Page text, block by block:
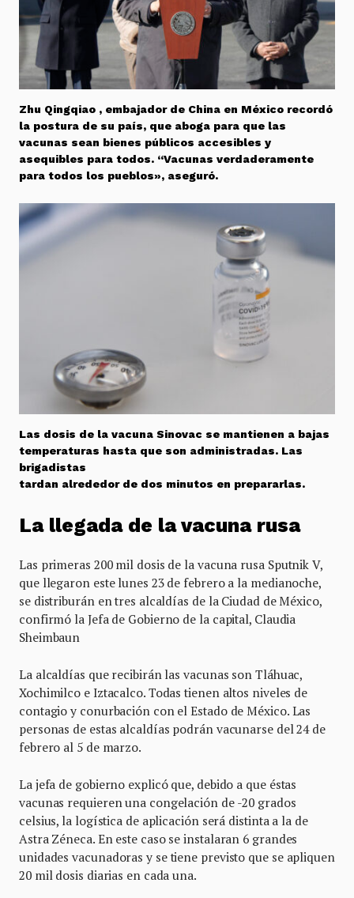
Zhu Qingqiao , embajador de China en México recordó
la postura de su país, que aboga para que las
vacunas sean bienes públicos accesibles y
asequibles para todos. “Vacunas verdaderamente
para todos los pueblos», aseguró.
Las dosis de la vacuna Sinovac se mantienen a bajas
temperaturas hasta que son administradas. Las
brigadistas
tardan alrededor de dos minutos en prepararlas.
La llegada de la vacuna rusa
Las primeras 200 mil dosis de la vacuna rusa Sputnik V,
que llegaron este lunes 23 de febrero a la medianoche,
se distriburán en tres alcaldías de la Ciudad de México,
confirmó la Jefa de Gobierno de la capital, Claudia
Sheimbaun
La alcaldías que recibirán las vacunas son Tláhuac,
Xochimilco e Iztacalco. Todas tienen altos niveles de
contagio y conurbación con el Estado de México. Las
personas de estas alcaldías podrán vacunarse del 24 de
febrero al 5 de marzo.
La jefa de gobierno explicó que, debido a que éstas
vacunas requieren una congelación de -20 grados
celsius, la logística de aplicación será distinta a la de
Astra Zéneca. En este caso se instalaran 6 grandes
unidades vacunadoras y se tiene previsto que se apliquen
20 mil dosis diarias en cada una.